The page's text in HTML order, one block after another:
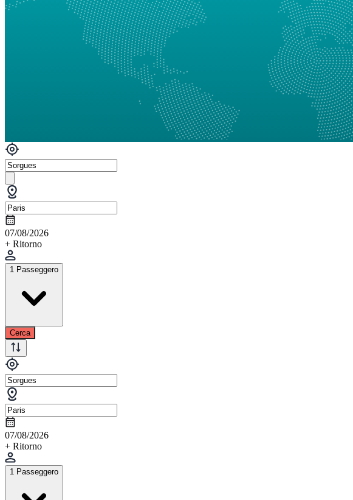
07/08/2026
+ Ritorno
1 Passeggero
Cerca
07/08/2026
+ Ritorno
1 Passeggero